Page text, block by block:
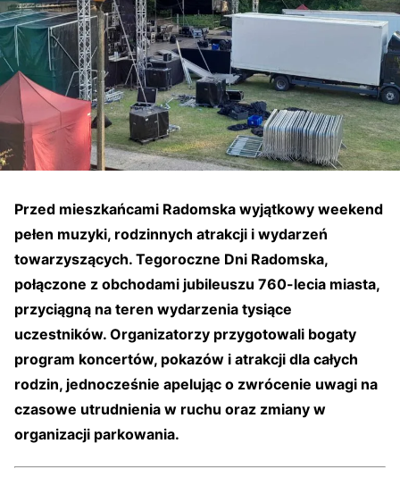
Przed mieszkańcami Radomska wyjątkowy weekend
pełen muzyki, rodzinnych atrakcji i wydarzeń
towarzyszących. Tegoroczne Dni Radomska,
połączone z obchodami jubileuszu 760-lecia miasta,
przyciągną na teren wydarzenia tysiące
uczestników. Organizatorzy przygotowali bogaty
program koncertów, pokazów i atrakcji dla całych
rodzin, jednocześnie apelując o zwrócenie uwagi na
czasowe utrudnienia w ruchu oraz zmiany w
organizacji parkowania.